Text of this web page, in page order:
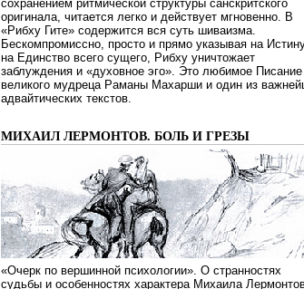
сохранением ритмической структуры санскритского
оригинала, читается легко и действует мгновенно. В
«Рибху Гите» содержится вся суть шиваизма.
Бескомпромиссно, просто и прямо указывая на
на Единство всего сущего, Рибху уничтожает
заблуждения и «духовное эго». Это любимое Писание
великого мудреца Раманы Махарши и один из
адвайтических текстов.
МИХАИЛ ЛЕРМОНТОВ. БОЛЬ И ГРЕЗЫ
«Очерк по вершинной психологии». О странностях
судьбы и особенностях характера Михаила